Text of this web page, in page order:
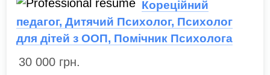
Кореційний
педагог, Дитячий Психолог, Психолог
для дітей з ООП, Помічник Психолога
30 000 грн.